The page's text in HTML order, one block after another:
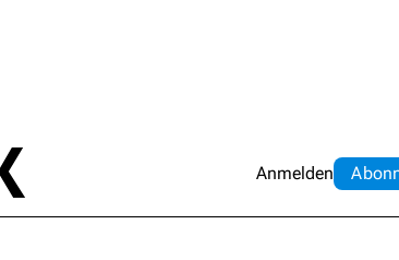
Anmelden Abo